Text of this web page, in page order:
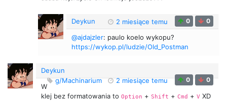
Deykun 2 miesiące temu 0 0
@ajdajzler: paulo koelo wykopu?
https://wykop.pl/ludzie/Old_Postman
Deykun
g/Machinarium
2 miesiące temu 0 0
W
klej bez formatowania to Option + Shift + Cmd + V XD